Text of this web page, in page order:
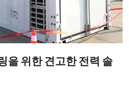
을 위한 견고한 전력 솔